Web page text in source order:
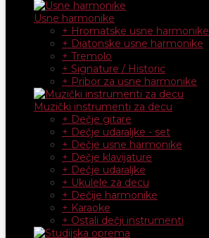
Usne harmonike
+ Hromatske usne harmonike
+ Diatonske usne harmonike
+ Tremolo
+ Signature / Historic
+ Pribor za usne harmonike
Muzički instrumenti za decu
+ Dečje gitare
+ Dečje udaraljke - set
+ Dečje usne harmonike
+ Dečje klavijature
+ Dečje udaraljke
+ Ukulele za decu
+ Dečije harmonike
+ Karaoke
+ Ostali dečji instrumenti